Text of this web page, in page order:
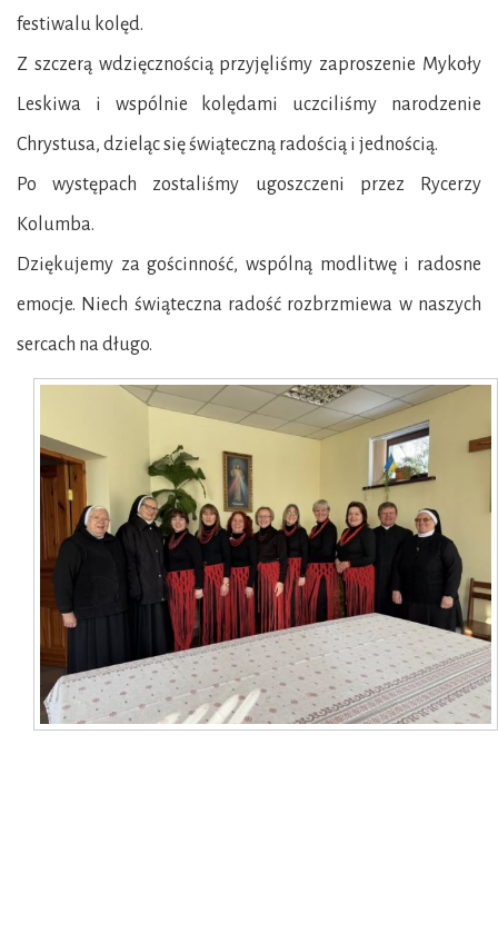
festiwalu kolęd.
Z szczerą wdzięcznością przyjęliśmy zaproszenie Mykoły
Leskiwa i wspólnie kolędami uczciliśmy narodzenie
Chrystusa, dzieląc się świąteczną radością i jednością.
Po występach zostaliśmy ugoszczeni przez Rycerzy
Kolumba.
Dziękujemy za gościnność, wspólną modlitwę i radosne
emocje. Niech świąteczna radość rozbrzmiewa w naszych
sercach na długo.